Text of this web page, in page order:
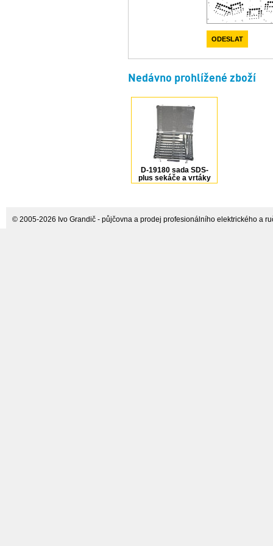
Nedávno prohlížené zboží
D-19180 sada SDS-
plus sekáče a vrtáky
Makita
© 2005-2026 Ivo Grandič - půjčovna a prodej profesionálního elektrického a